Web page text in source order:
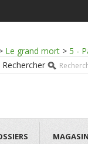
Le grand mort > 5 -
Rechercher